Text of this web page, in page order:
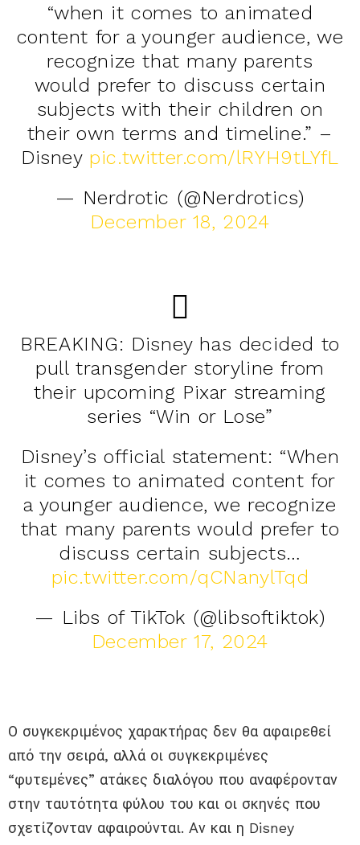
“when it comes to animated
content for a younger audience, we
recognize that many parents
would prefer to discuss certain
subjects with their children on
their own terms and timeline.” –
Disney pic.twitter.com/lRYH9tLYfL
— Nerdrotic (@Nerdrotics)
December 18, 2024
BREAKING: Disney has decided to
pull transgender storyline from
their upcoming Pixar streaming
series “Win or Lose”
Disney’s official statement: “When
it comes to animated content for
a younger audience, we recognize
that many parents would prefer to
discuss certain subjects…
pic.twitter.com/qCNanylTqd
— Libs of TikTok (@libsoftiktok)
December 17, 2024
Ο συγκεκριμένος χαρακτήρας δεν θα αφαιρεθεί
από την σειρά, αλλά οι συγκεκριμένες
“φυτεμένες” ατάκες διαλόγου που αναφέρονταν
στην ταυτότητα φύλου του και οι σκηνές που
σχετίζονταν αφαιρούνται. Αν και η Disney